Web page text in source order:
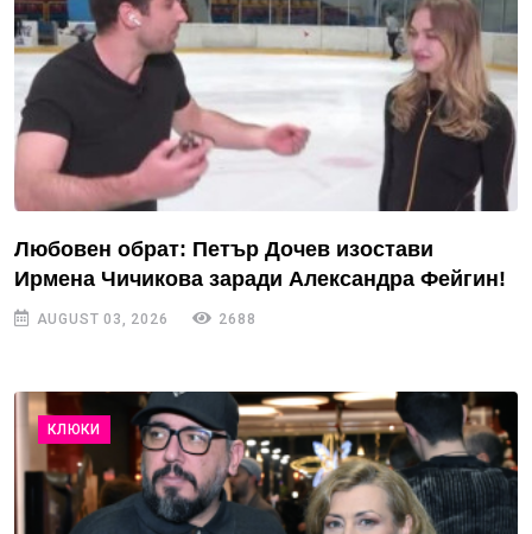
Любовен обрат: Петър Дочев изостави
Ирмена Чичикова заради Александра Фейгин!
AUGUST 03, 2026 2688
КЛЮКИ